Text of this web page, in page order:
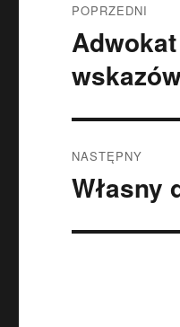
wpisu
POPRZEDNI
Poprzedni
NASTĘPNY
Następny
Własny